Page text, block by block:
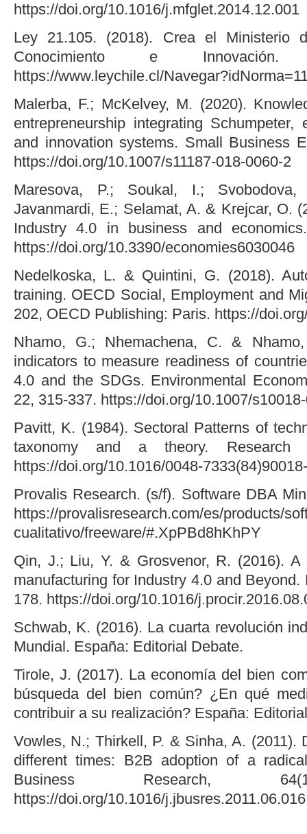
https://doi.org/10.1016/j.mfglet.2014.12.001
Ley 21.105. (2018). Crea el Ministerio
Conocimiento e
https://www.leychile.cl/
Malerba, F.; McKelvey, M. (2020).
entrepreneurship integrating Schumpeter,
and innovation systems. Small Business
https://doi.org/10.1007/s11187-018-0060-2
Maresova, P.; Soukal, I.;
Javanmardi, E.; Selamat, A. & Krejcar, O.
Industry 4.0 in business and
https://doi.org/10.3390/economies6030046
Nedelkoska, L. & Quintini, G. (2018).
training. OECD Social, Employment and
202, OECD Publishing: Paris. https://
Nhamo, G.; Nhemachena, C. &
indicators to measure readiness of
4.0 and the SDGs. Environmental
22, 315-337. https://doi.org/10.1007/
Pavitt, K. (1984). Sectoral Patterns of
taxonomy and a theory. Research
https://doi.org/10.1016/0048-
Provalis Research. (s/f). Software DBA
https://provalisresearch.com/es/products/
cualitativo/freeware/#.XpPBd8hKhPY
Qin, J.; Liu, Y. & Grosvenor, R. (2016). A
manufacturing for Industry 4.0 and
178. https://doi.org/10.1016/
Schwab, K. (2016). La cuarta revolución
Mundial. España: Editorial Debate.
Tirole, J. (2017). La economía del bien
búsqueda del bien común? ¿En qué
contribuir a su realización? España:
Vowles, N.; Thirkell, P. & Sinha, A. (2011).
different times: B2B adoption of a
Business Research,
https://doi.org/10.1016/j.jbusres.2011.06.016